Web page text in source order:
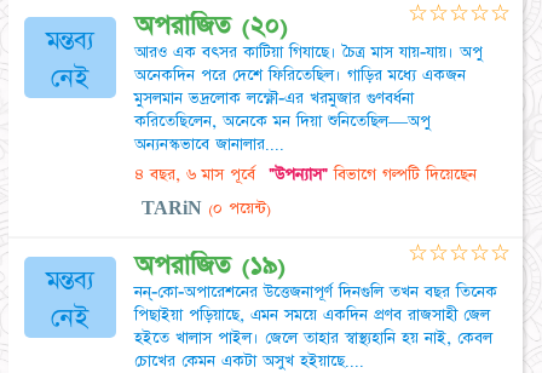
মন্তব্য
নেই
অপরাজিত (২০)
আরও এক বৎসর কাটিয়া গিযাছে। চৈত্র মাস যায়-যায়। অপু
অনেকদিন পরে দেশে ফিরিতেছিল। গাড়ির মধ্যে একজন
মুসলমান ভদ্রলোক লক্ষ্ণৌ-এর খরমুজার গুণবর্ধনা
করিতেছিলেন, অনেকে মন দিয়া শুনিতেছিল—অপু
অন্যনস্কভাবে জানালার....
৪ বছর, ৬ মাস পূর্বে "উপন্যাস"বিভাগে গল্পটি দিয়েছেন
TARiN(০ পয়েন্ট)
☆☆☆☆☆
মন্তব্য
নেই
অপরাজিত (১৯)
নন্-কো-অপারেশনের উত্তেজনাপূর্ণ দিনগুলি তখন বছর তিনেক
পিছাইয়া পড়িয়াছে, এমন সময়ে একদিন প্রণব রাজসাহী জেল
হইতে খালাস পাইল। জেলে তাহার স্বাস্থ্যহানি হয় নাই, কেবল
চোখের কেমন একটা অসুখ হইয়াছে....
☆☆☆☆☆